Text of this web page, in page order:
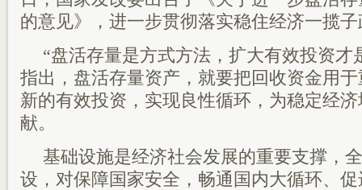
的意见》，进一步贯彻落实稳住经济一揽
“盘活存量是方式方法，扩大有效投资才
指出，盘活存量资产，就要把回收资金用
新的有效投资，实现良性循环，为稳定经
献。
基础设施是经济社会发展的重要支撑，
设，对保障国家安全，畅通国内大循环、